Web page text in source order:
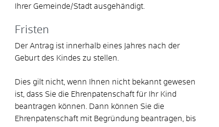
Ihrer Gemeinde/Stadt ausgehändigt.
Fristen
Der Antrag ist innerhalb eines Jahres nach der
Geburt des Kindes zu stellen.
Dies gilt nicht, wenn Ihnen nicht bekannt gewesen
ist, dass Sie die Ehrenpatenschaft für Ihr Kind
beantragen können. Dann können Sie die
Ehrenpatenschaft mit Begründung beantragen, bis